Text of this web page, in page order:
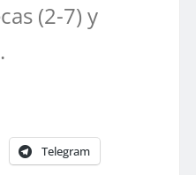
(2-7) y
Telegram